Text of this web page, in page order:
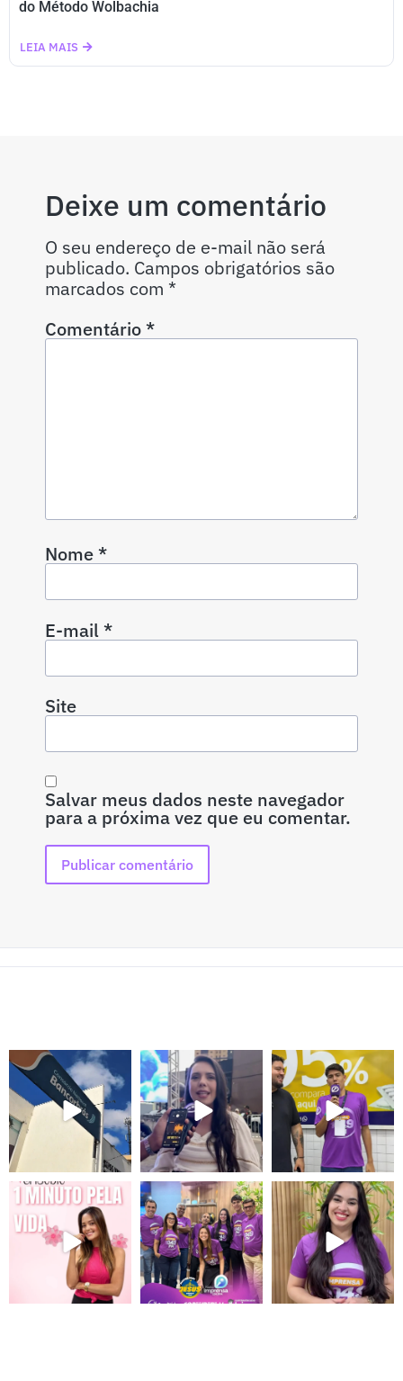
do Método Wolbachia
LEIA MAIS
Deixe um comentário
O seu endereço de e-mail não será
publicado. Campos obrigatórios são
marcados com *
Comentário*
Nome*
E-mail*
Site
Salvar meus dados neste navegador
para a próxima vez que eu comentar.